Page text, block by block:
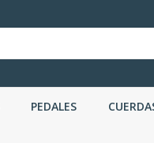
PEDALES